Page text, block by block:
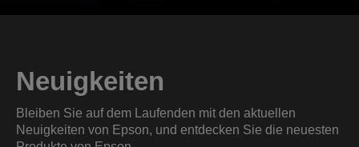
Neuigkeiten
Bleiben Sie auf dem Laufenden mit den aktuellen
Neuigkeiten von Epson, und entdecken Sie die neuesten